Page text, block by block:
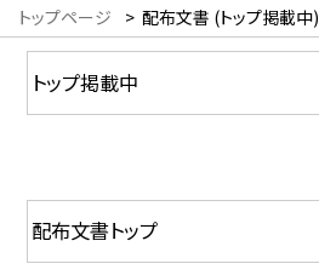
トップページ > 配布文書 (トップ掲載中)